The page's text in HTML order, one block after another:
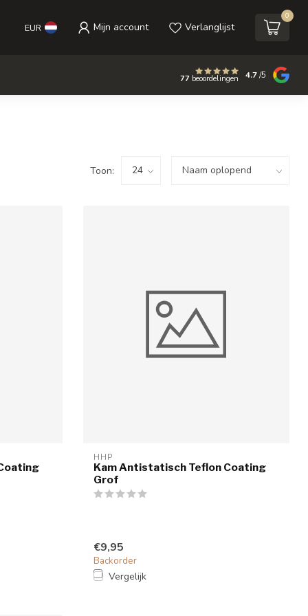
EUR Mijn account Verlanglijst
0
77 beoordelingen 4.7/5
Toon:
HHP
Kam Antistatisch Teflon Coating
Grof
€9,95
Backorder
Vergelijk